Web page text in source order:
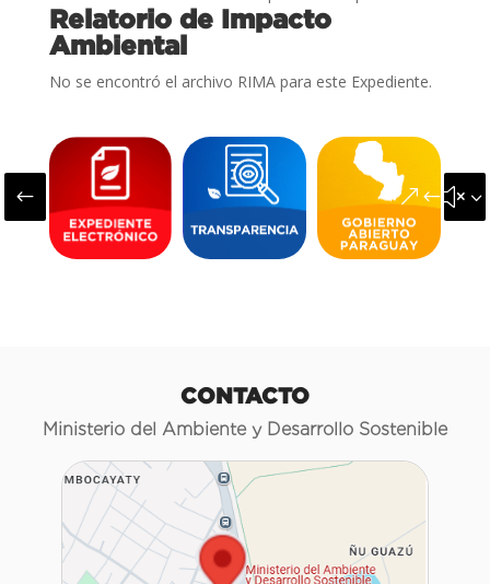
Relatorio de Impacto
Ambiental
No se encontró el archivo RIMA para este Expediente.
#
CONTACTO
Ministerio del Ambiente y Desarrollo Sostenible